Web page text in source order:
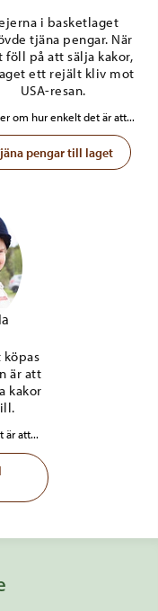
i basketlaget
tjäna pengar. När
föll på att sälja kakor,
ett rejält kliv mot
USA-resan.
om hur enkelt det är att...
pengar till laget
köpas
är att
kakor
är att...